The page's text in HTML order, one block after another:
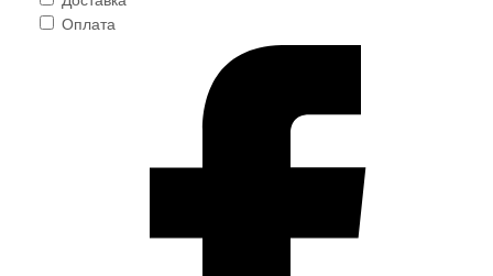
Оплата